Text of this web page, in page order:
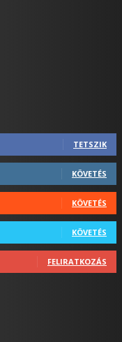
TETSZIK
KÖVETÉS
KÖVETÉS
KÖVETÉS
FELIRATKOZÁS